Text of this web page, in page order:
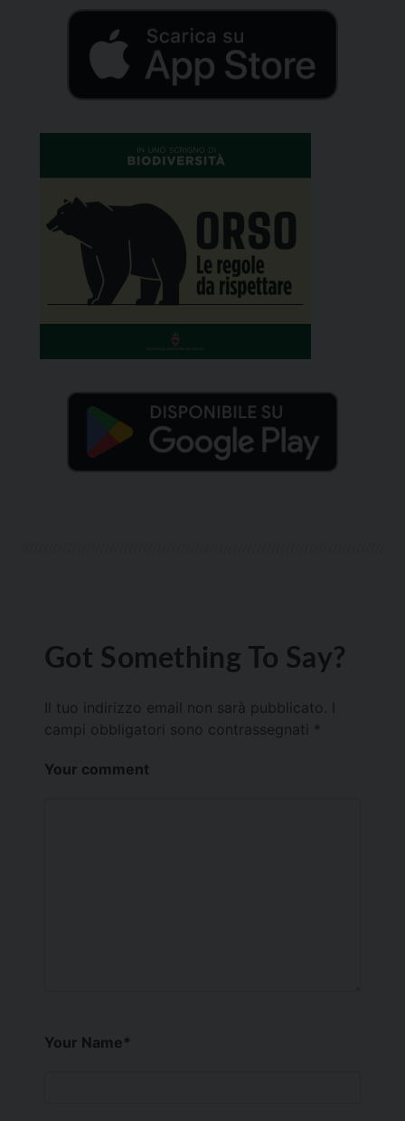
Got Something To Say?
Il tuo indirizzo email non sarà pubblicato.
campi obbligatori sono contrassegnati *
Your comment
Your Name*